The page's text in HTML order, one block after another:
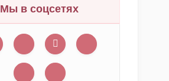
Мы в соцсетях